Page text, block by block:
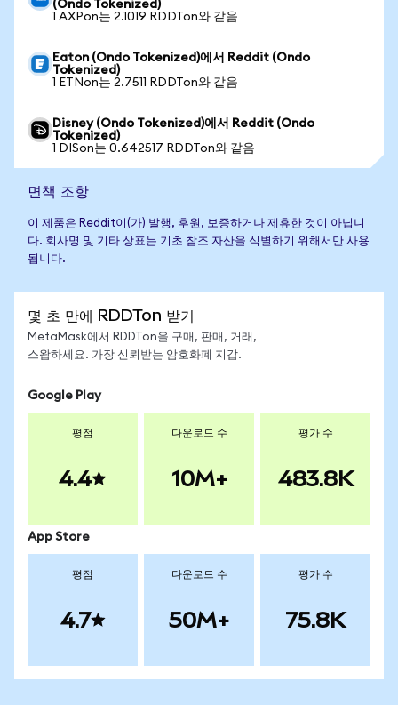
(Ondo Tokenized)
1 AXPon는 2.1019 RDDTon와 같음
Eaton (Ondo Tokenized)에서 Reddit (Ondo
Tokenized)
1 ETNon는 2.7511 RDDTon와 같음
Disney (Ondo Tokenized)에서 Reddit (Ondo
Tokenized)
1 DISon는 0.642517 RDDTon와 같음
면책 조항
이 제품은 Reddit이(가) 발행, 후원, 보증하거나 제휴한 것이 아닙니
다. 회사명 및 기타 상표는 기초 참조 자산을 식별하기 위해서만 사용
됩니다.
몇 초 만에 RDDTon 받기
MetaMask에서 RDDTon을 구매, 판매, 거래,
스왑하세요. 가장 신뢰받는 암호화폐 지갑.
Google Play
평점
4.4
다운로드 수
10M+
평가 수
483.8K
App Store
평점
4.7
다운로드 수
50M+
평가 수
75.8K